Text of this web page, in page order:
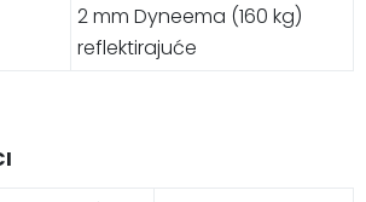
2 mm Dyneema (160 kg)
reflektirajuće